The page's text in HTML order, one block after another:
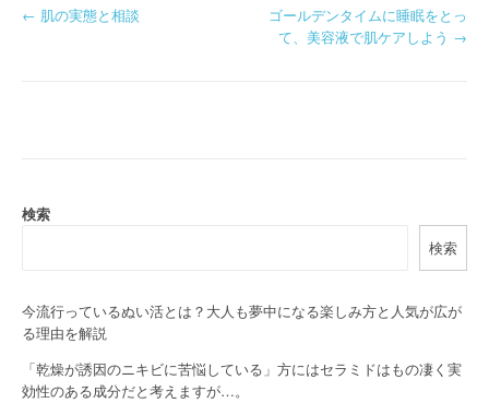
P
a
i
g
a
← 肌の実態と相談
ゴールデンタイムに睡眠をとっ
て、美容液で肌ケアしよう →
検索
検索
今流行っているぬい活とは？大人も夢中になる楽しみ方と人気が広が
る理由を解説
「乾燥が誘因のニキビに苦悩している」方にはセラミドはもの凄く実
効性のある成分だと考えますが…。